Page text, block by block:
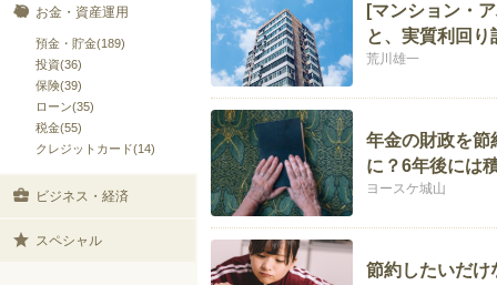
お金・資産運用
預金・貯金(189)
投資(36)
保険(39)
ローン(35)
税金(55)
クレジットカード(14)
ビジネス・経済
スペシャル
[マンション・
と、実質利回
荒川雄一
年金の財政を節
に？6年後には
ヨースケ城山
節約したいだ